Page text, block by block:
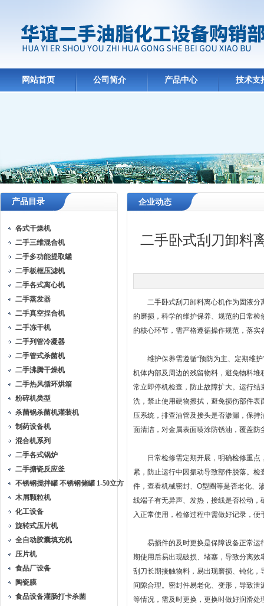
网站首页 公司简介 产品中心 技术支
产品目录
各式干燥机
二手三维混合机
二手多功能提取罐
二手板框压滤机
二手各式离心机
二手蒸发器
二手真空捏合机
二手冻干机
二手列管冷凝器
二手管式杀菌机
二手沸腾干燥机
二手热风循环烘箱
粉碎机类型
杀菌锅杀菌机灌装机
制药设备机
混合机系列
二手各式锅炉
二手搪瓷反应釜
不锈钢搅拌罐 不锈钢储罐 1-50立方
木屑颗粒机
化工设备
旋转式压片机
全自动胶囊填充机
压片机
食品厂设备
陶瓷膜
食品设备灌肠打卡杀菌
企业动态
二手卧式刮刀卸料
二手卧式刮刀卸料离心机作为固液分
的磨损，科学的维护保养、规范的日常
的核心环节，需严格遵循操作规范，落实
维护保养需遵循“预防为主、定期维护
机体内部及周边的残留物料，避免物料
常立即停机检查，防止故障扩大。运行
洗，禁止使用硬物擦拭，避免损伤部件
压系统，排查油管及接头是否渗漏，保
面清洁，对金属表面喷涂防锈油，覆盖
日常检修需定期开展，明确检修重点
紧，防止运行中因振动导致部件脱落。
件，查看机械密封、O型圈等是否老化、
线端子有无异声、发热，接线是否松动
入正常使用，检修过程中需做好记录，便
易损件的及时更换是保障设备正常运
期使用后易出现破损、堵塞，导致分离
刮刀长期接触物料，易出现磨损、钝化
间隙合理。密封件易老化、变形，导致
等情况，需及时更换，更换时做好润滑